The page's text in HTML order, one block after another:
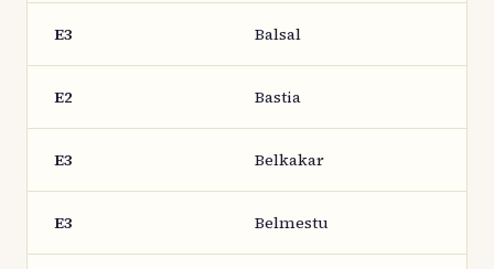
E3 Balsal
E2 Bastia
E3 Belkakar
E3 Belmestu